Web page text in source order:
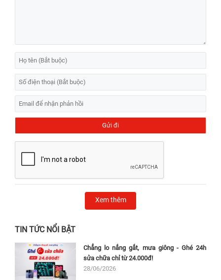
Xem thêm
TIN TỨC NỔI BẬT
Chẳng lo nắng gắt, mưa giông - Ghé 24h
sửa chữa chỉ từ 24.000đ!
28/06/2026